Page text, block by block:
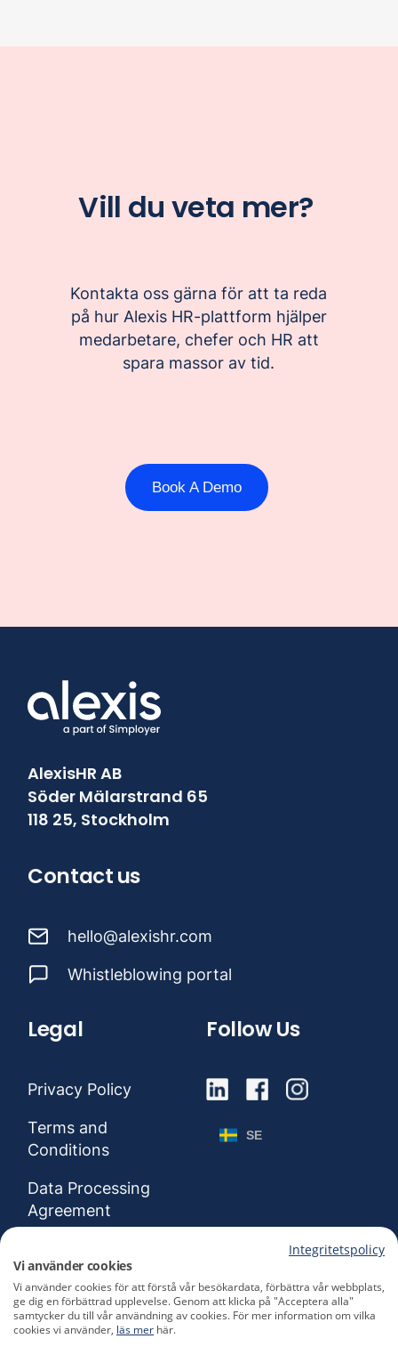
Vill du veta mer?
Kontakta oss gärna för att ta reda
på hur Alexis HR-plattform hjälper
medarbetare, chefer och HR att
spara massor av tid.
Book A Demo
AlexisHR AB
Söder Mälarstrand 65
118 25, Stockholm
Contact us
hello@alexishr.com
Whistleblowing portal
Legal
Privacy Policy
Terms and
Conditions
Data Processing
Agreement
Follow Us
SE
Integritetspolicy
Vi använder cookies
Vi använder cookies för att förstå vår besökardata, förbättra vår webbplats,
ge dig en förbättrad upplevelse. Genom att klicka på "Acceptera alla"
samtycker du till vår användning av cookies. För mer information om vilka
cookies vi använder, läs mer här.